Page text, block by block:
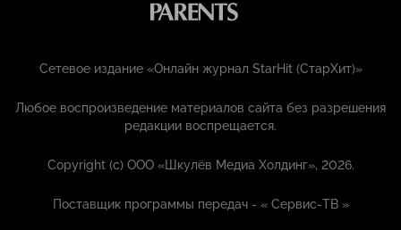
Сетевое издание «Онлайн журнал StarHit (СтарХит)»
Любое воспроизведение материалов сайта без разрешения
редакции воспрещается.
Copyright (с) ООО «Шкулёв Медиа Холдинг», 2026.
Поставщик программы передач - «Сервис-ТВ »